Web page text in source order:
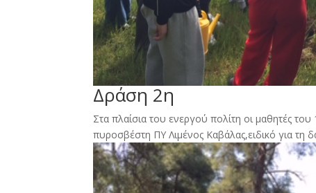
Δράση 2η
Στα πλαίσια του ενεργού πολίτη οι μαθητές
πυροσβέστη ΠΥ Λιμένος Καβάλας,ειδικό για τη